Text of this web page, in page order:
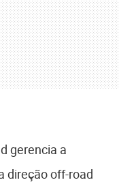
gerencia a
direção off-road